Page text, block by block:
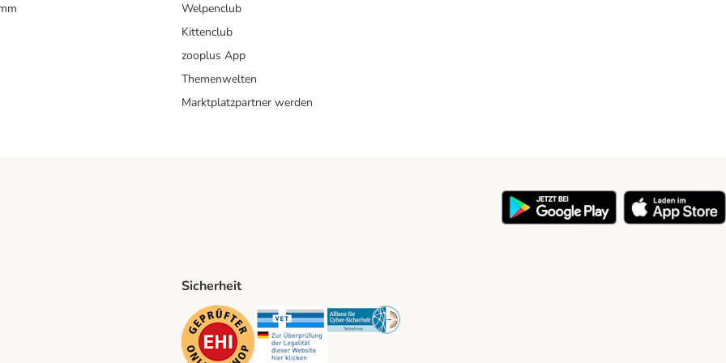
Welpenclub
Kittenclub
zooplus App
Themenwelten
Marktplatzpartner werden
Method
Sicherheit
Security Security Security